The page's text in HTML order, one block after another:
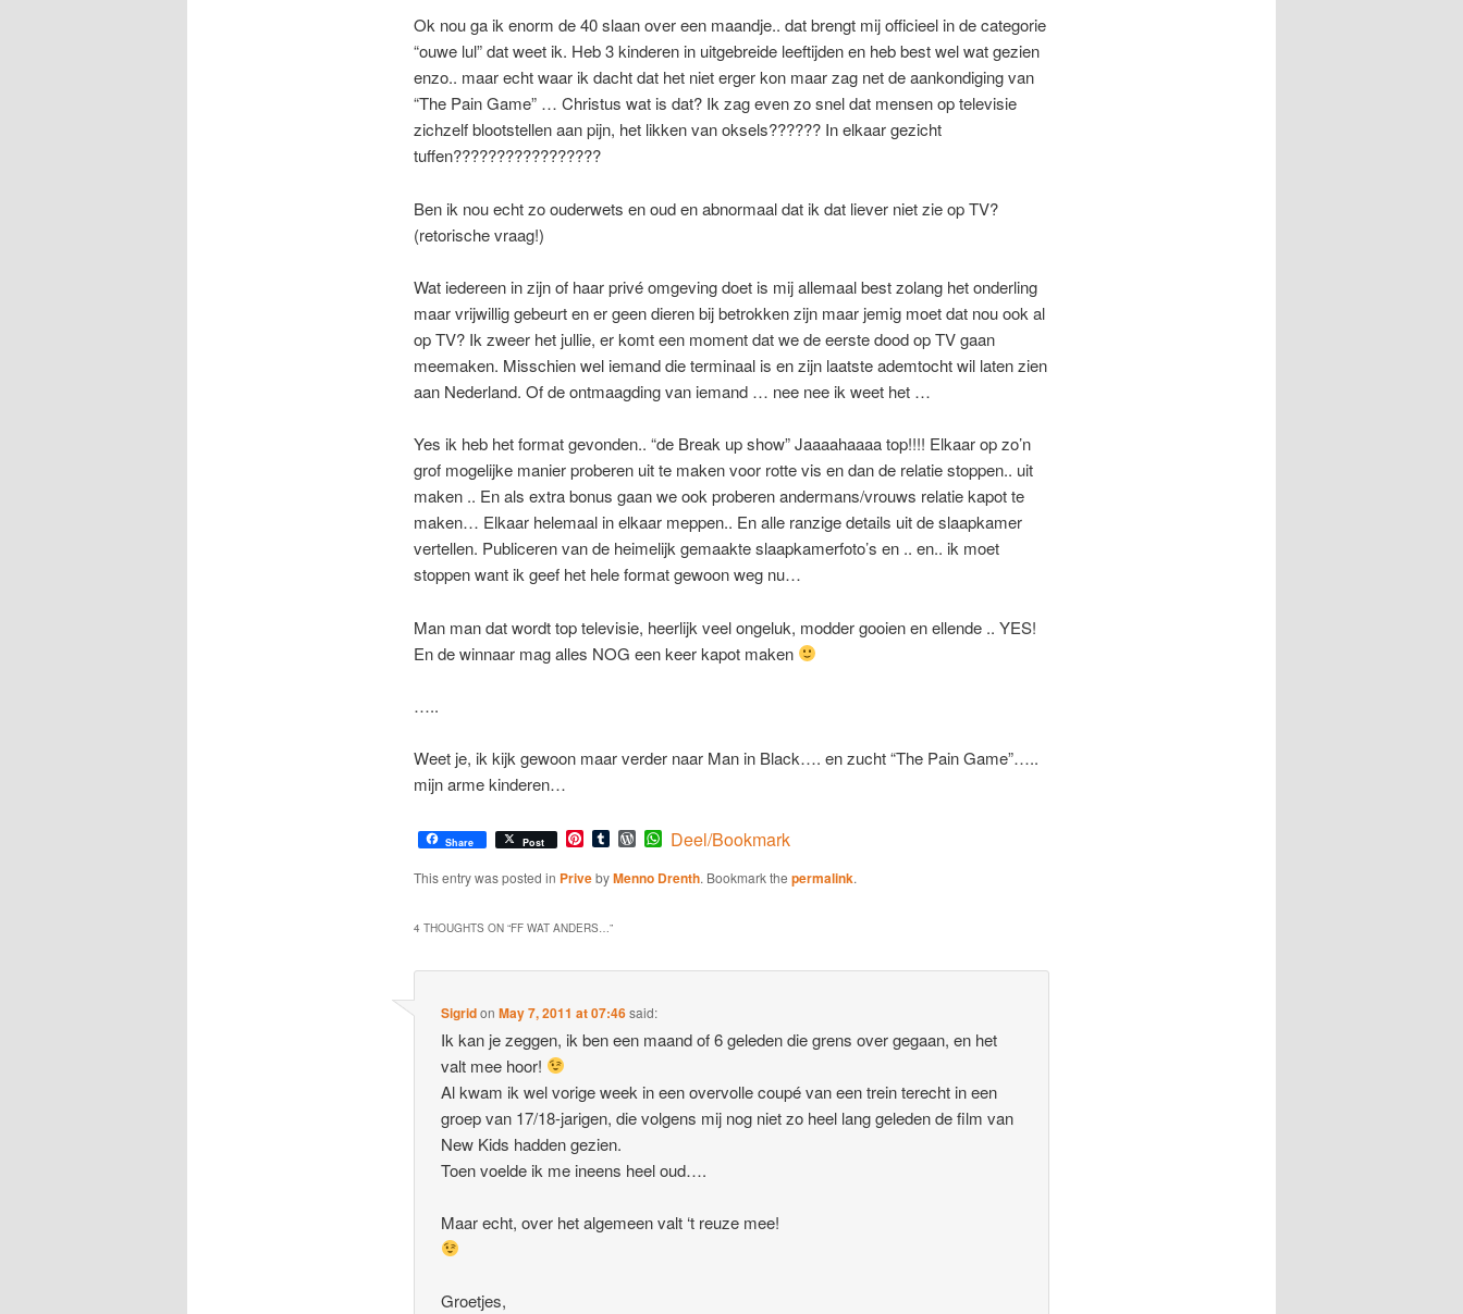
Ok nou ga ik enorm de 40 slaan over een maandje.. dat brengt mij officieel in de categorie
“ouwe lul” dat weet ik. Heb 3 kinderen in uitgebreide leeftijden en heb best wel wat gezien
enzo.. maar echt waar ik dacht dat het niet erger kon maar zag net de aankondiging van
“The Pain Game” … Christus wat is dat? Ik zag even zo snel dat mensen op televisie
zichzelf blootstellen aan pijn, het likken van oksels?????? In elkaar gezicht
tuffen?????????????????
Ben ik nou echt zo ouderwets en oud en abnormaal dat ik dat liever niet zie op TV?
(retorische vraag!)
Wat iedereen in zijn of haar privé omgeving doet is mij allemaal best zolang het onderling
maar vrijwillig gebeurt en er geen dieren bij betrokken zijn maar jemig moet dat nou ook al
op TV? Ik zweer het jullie, er komt een moment dat we de eerste dood op TV gaan
meemaken. Misschien wel iemand die terminaal is en zijn laatste ademtocht wil laten zien
aan Nederland. Of de ontmaagding van iemand … nee nee ik weet het …
Yes ik heb het format gevonden.. “de Break up show” Jaaaahaaaa top!!!! Elkaar op zo’n
grof mogelijke manier proberen uit te maken voor rotte vis en dan de relatie stoppen.. uit
maken .. En als extra bonus gaan we ook proberen andermans/vrouws relatie kapot te
maken… Elkaar helemaal in elkaar meppen.. En alle ranzige details uit de slaapkamer
vertellen. Publiceren van de heimelijk gemaakte slaapkamerfoto’s en .. en.. ik moet
stoppen want ik geef het hele format gewoon weg nu…
Man man dat wordt top televisie, heerlijk veel ongeluk, modder gooien en ellende .. YES!
En de winnaar mag alles NOG een keer kapot maken
…..
Weet je, ik kijk gewoon maar verder naar Man in Black…. en zucht “The Pain Game”…..
mijn arme kinderen…
Share Post Pinterest
TumblrWordPress
WhatsApp
Deel/Bookmark
This entry was posted in PrivebyMenno Drenth. Bookmark the permalink.
4 THOUGHTS ON “FF WAT ANDERS…”
SigridonMay 7, 2011 at 07:46said:
Ik kan je zeggen, ik ben een maand of 6 geleden die grens over gegaan, en het
valt mee hoor!
Al kwam ik wel vorige week in een overvolle coupé van een trein terecht in een
groep van 17/18-jarigen, die volgens mij nog niet zo heel lang geleden de film van
New Kids hadden gezien.
Toen voelde ik me ineens heel oud….
Maar echt, over het algemeen valt ‘t reuze mee!
Groetjes,